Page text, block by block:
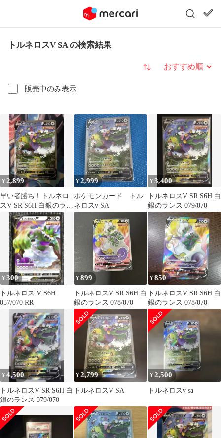
トルネロスV SA の検索結果
販売中のみ表示
並び替え
¥ 2,899
早い者勝ち！トルネロ
スV SR S6H 白銀のラン
ス 079/070
¥2,999
ポケモンカード トル
ネロスv SA
¥3,400
トルネロスV SR S6H 白
銀のランス 079/070
¥300
トルネロス V S6H
057/070 RR
¥899
トルネロスV SR S6H 白
銀のランス 078/070
¥850
トルネロスV SR S6H 白
銀のランス 078/070
¥4,500
トルネロスV SR S6H 白
銀のランス 079/070
¥2,799
トルネロスV SA
¥2,500
トルネロスv sa